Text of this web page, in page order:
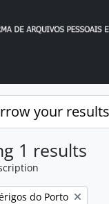
your
1 results
do Porto